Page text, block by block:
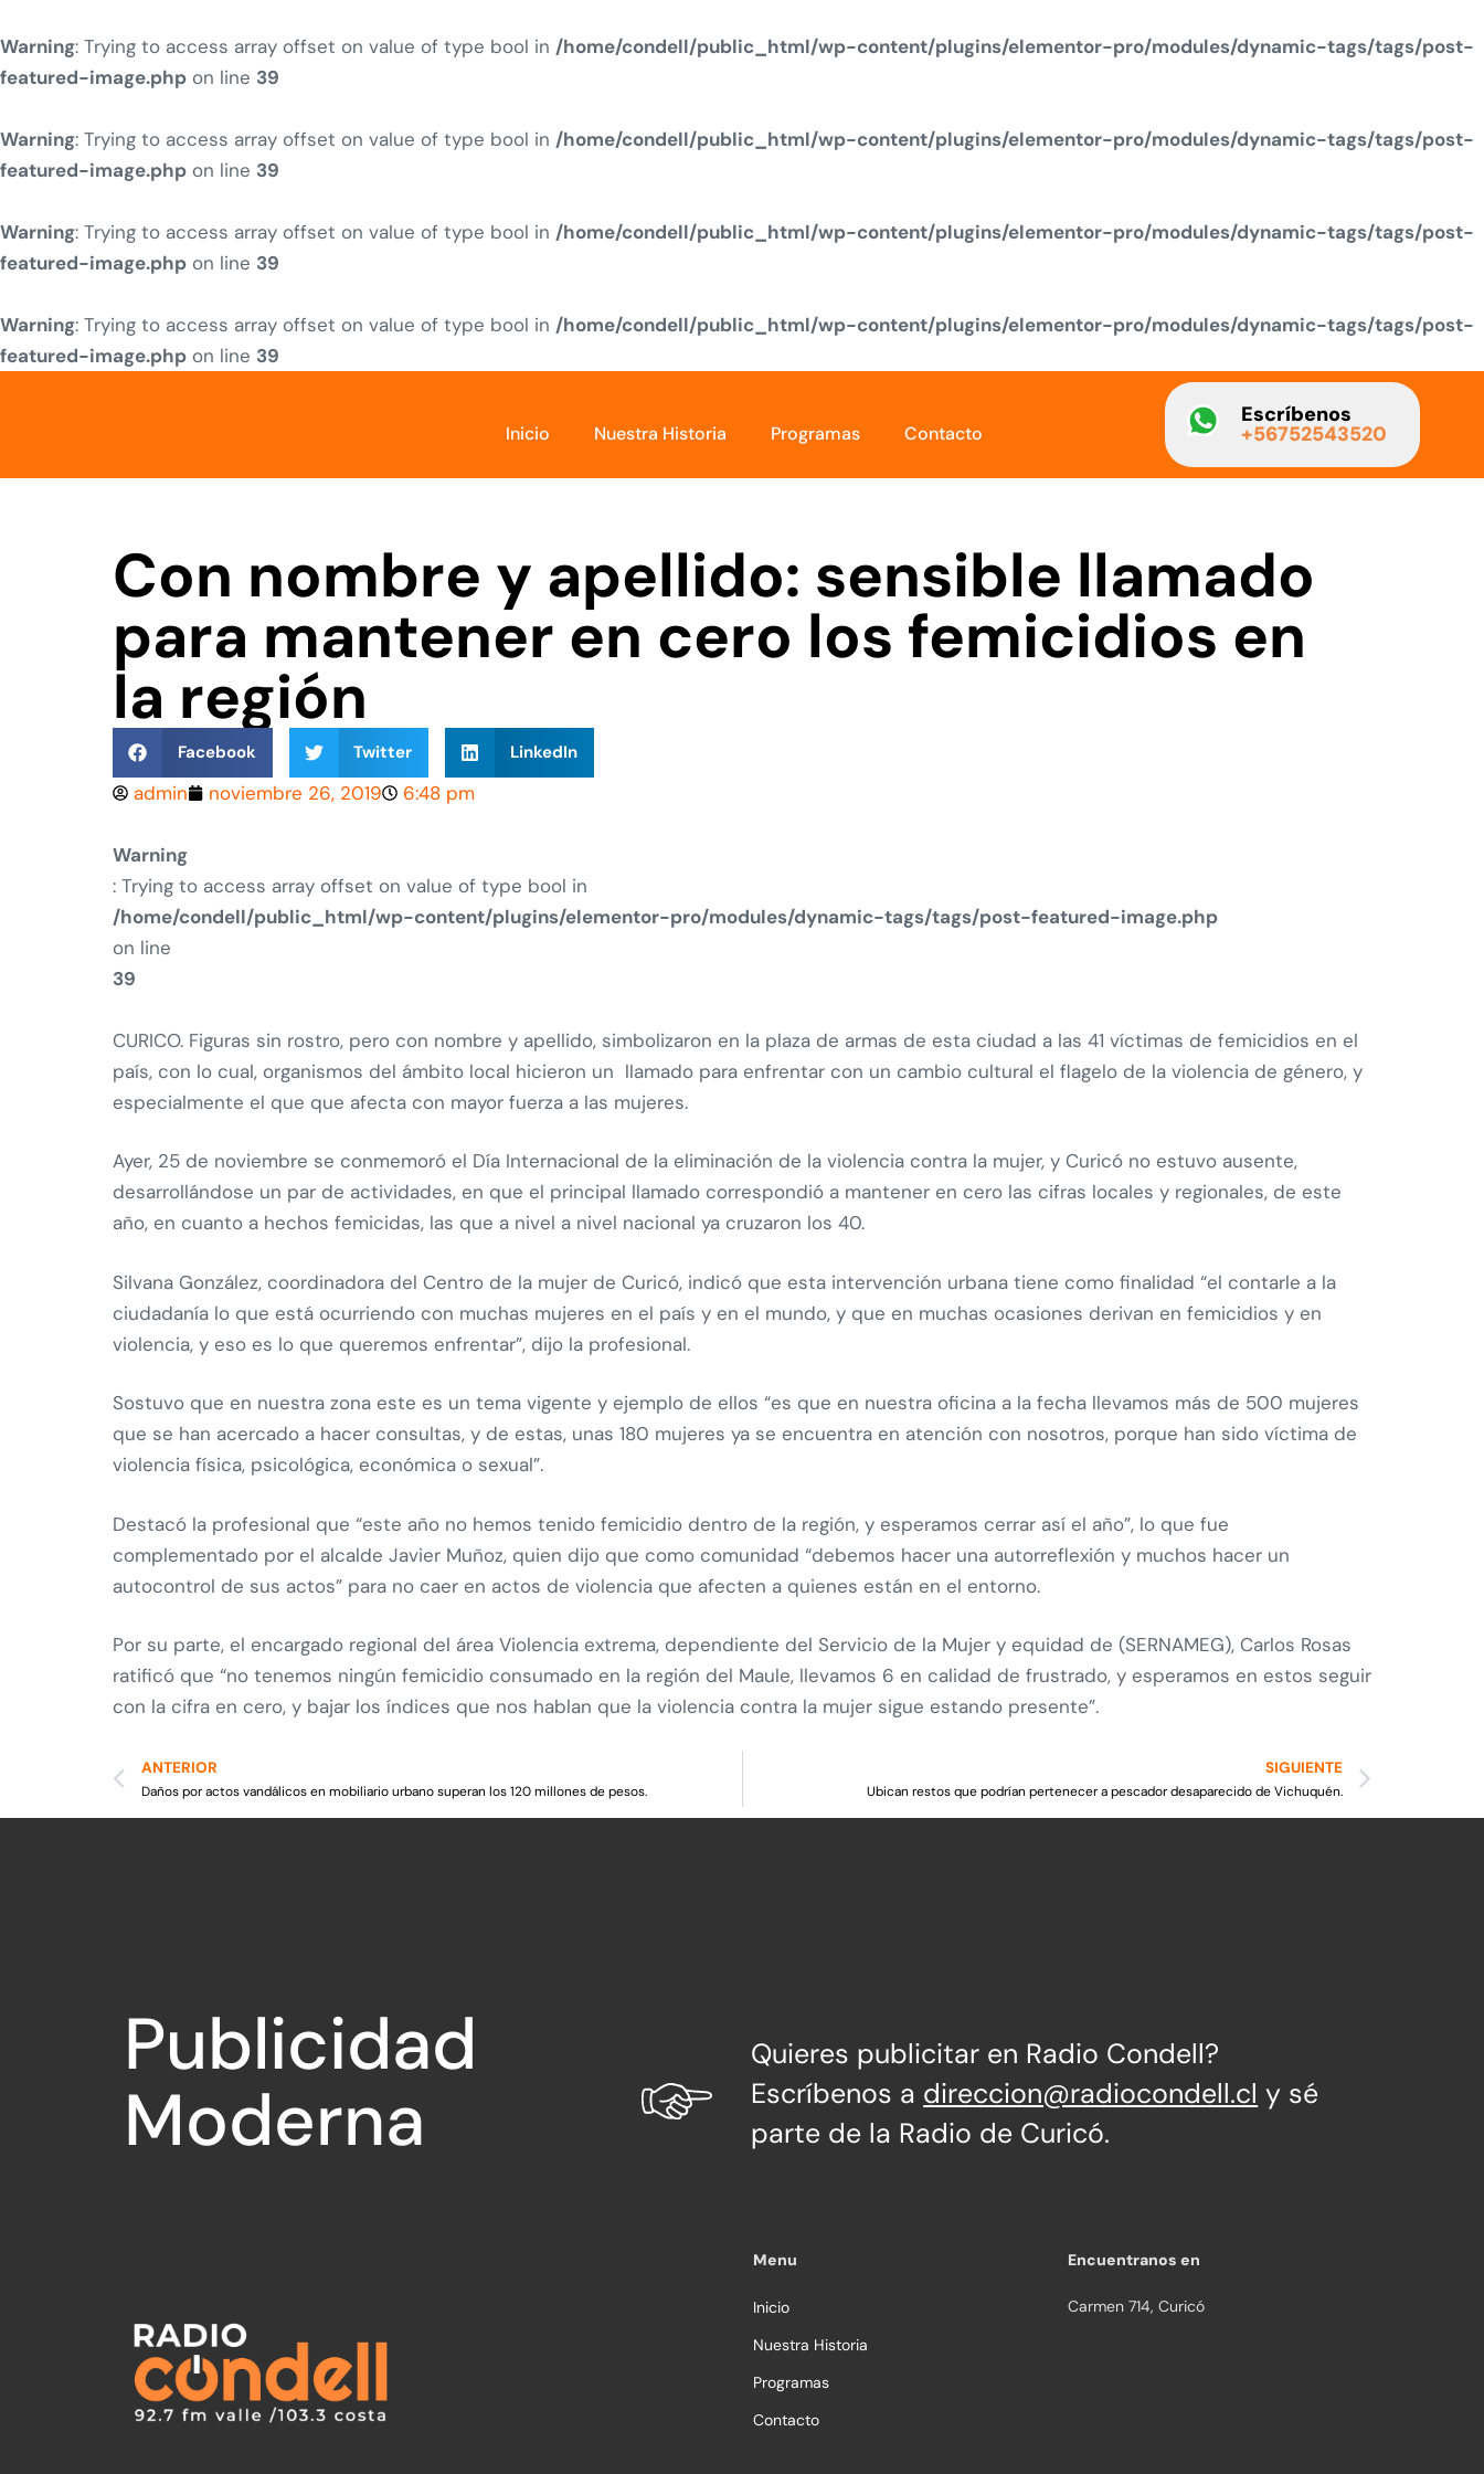
Warning: Trying to access array offset on value of type bool in /home/condell/public_html/wp-content/plugins/elementor-pro/modules/dynamic-tags/tags/post-
featured-image.php on line 39
Warning: Trying to access array offset on value of type bool in /home/condell/public_html/wp-content/plugins/elementor-pro/modules/dynamic-tags/tags/post-
featured-image.php on line 39
Warning: Trying to access array offset on value of type bool in /home/condell/public_html/wp-content/plugins/elementor-pro/modules/dynamic-tags/tags/post-
featured-image.php on line 39
Warning: Trying to access array offset on value of type bool in /home/condell/public_html/wp-content/plugins/elementor-pro/modules/dynamic-tags/tags/post-
featured-image.php on line 39
Inicio Nuestra Historia Programas Contacto
Escríbenos
+56752543520
Con nombre y apellido: sensible llamado
para mantener en cero los femicidios en
la región
Facebook Twitter LinkedIn
admin noviembre 26, 2019 6:48 pm
Warning
: Trying to access array offset on value of type bool in
/home/condell/public_html/wp-content/plugins/elementor-pro/modules/dynamic-tags/tags/post-featured-image.php
on line
39
CURICO. Figuras sin rostro, pero con nombre y apellido, simbolizaron en la plaza de armas de esta ciudad a las 41 víctimas de femicidios en el
país, con lo cual, organismos del ámbito local hicieron un llamado para enfrentar con un cambio cultural el flagelo de la violencia de género, y
especialmente el que que afecta con mayor fuerza a las mujeres.
Ayer, 25 de noviembre se conmemoró el Día Internacional de la eliminación de la violencia contra la mujer, y Curicó no estuvo ausente,
desarrollándose un par de actividades, en que el principal llamado correspondió a mantener en cero las cifras locales y regionales, de este
año, en cuanto a hechos femicidas, las que a nivel a nivel nacional ya cruzaron los 40.
Silvana González, coordinadora del Centro de la mujer de Curicó, indicó que esta intervención urbana tiene como finalidad “el contarle a la
ciudadanía lo que está ocurriendo con muchas mujeres en el país y en el mundo, y que en muchas ocasiones derivan en femicidios y en
violencia, y eso es lo que queremos enfrentar”, dijo la profesional.
Sostuvo que en nuestra zona este es un tema vigente y ejemplo de ellos “es que en nuestra oficina a la fecha llevamos más de 500 mujeres
que se han acercado a hacer consultas, y de estas, unas 180 mujeres ya se encuentra en atención con nosotros, porque han sido víctima de
violencia física, psicológica, económica o sexual”.
Destacó la profesional que “este año no hemos tenido femicidio dentro de la región, y esperamos cerrar así el año”, lo que fue
complementado por el alcalde Javier Muñoz, quien dijo que como comunidad “debemos hacer una autorreflexión y muchos hacer un
autocontrol de sus actos” para no caer en actos de violencia que afecten a quienes están en el entorno.
Por su parte, el encargado regional del área Violencia extrema, dependiente del Servicio de la Mujer y equidad de (SERNAMEG), Carlos Rosas
ratificó que “no tenemos ningún femicidio consumado en la región del Maule, llevamos 6 en calidad de frustrado, y esperamos en estos seguir
con la cifra en cero, y bajar los índices que nos hablan que la violencia contra la mujer sigue estando presente”.
ANTERIOR
Daños por actos vandálicos en mobiliario urbano superan los 120 millones de pesos.
SIGUIENTE
Ubican restos que podrían pertenecer a pescador desaparecido de Vichuquén.
Publicidad
Moderna
Quieres publicitar en Radio Condell?
Escríbenos a direccion@radiocondell.cl y sé
parte de la Radio de Curicó.
Menu
Inicio
Nuestra Historia
Programas
Contacto
Encuentranos en
Carmen 714, Curicó